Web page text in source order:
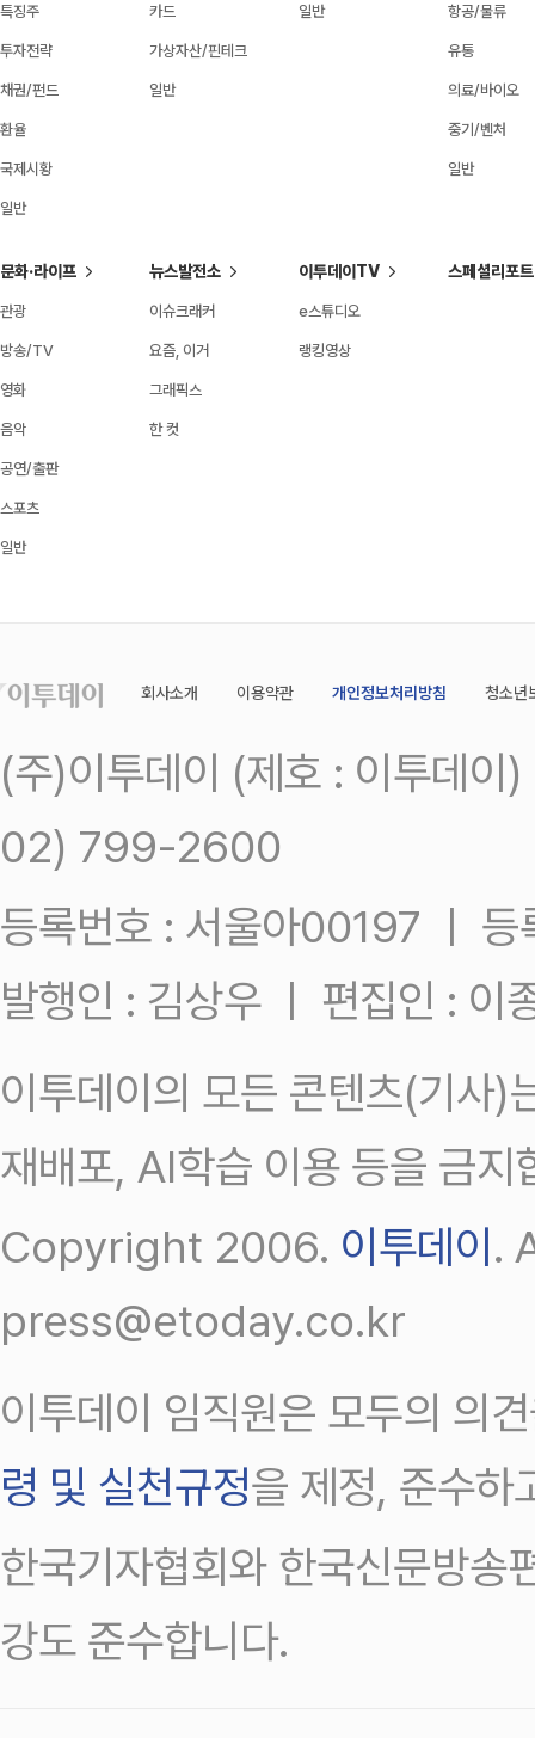
특징주
투자전략
채권/펀드
환율
국제시황
일반
카드
가상자산/핀테크
일반
일반 항공/물류
유통
의료/바이오
중기/벤처
일반
문화·라이프
관광
방송/TV
영화
음악
공연/출판
스포츠
일반
뉴스발전소
이슈크래커
요즘, 이거
그래픽스
한 컷
이투데이TV
e스튜디오
랭킹영상
스페셜리포트
회사소개 이용약관 개인정보처리방침 청소년
(주)이투데이 (제호 : 이투데
02) 799-2600
등록번호 : 서울아00197 ㅣ
발행인 : 김상우 ㅣ 편집인 : 이
이투데이의 모든 콘텐츠(기사)
재배포, AI학습 이용 등을 금지
Copyright 2006. 이투데이.
press@etoday.co.kr
이투데이 임직원은 모두의 의
령 및 실천규정을 제정, 준수하
한국기자협회와 한국신문방송
강도 준수합니다.